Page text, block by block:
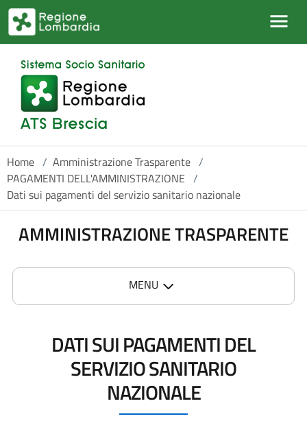
Salta al contenuto principale
Home / Amministrazione Trasparente /
PAGAMENTI DELL'AMMINISTRAZIONE /
Dati sui pagamenti del servizio sanitario nazionale
AMMINISTRAZIONE TRASPARENTE
MENU
DATI SUI PAGAMENTI DEL
SERVIZIO SANITARIO
NAZIONALE